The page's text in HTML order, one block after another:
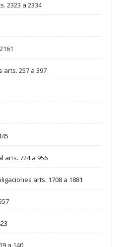
2323 a 2334
arts. 257 a 397
arts. 724 a 956
arts. 1708 a 1881